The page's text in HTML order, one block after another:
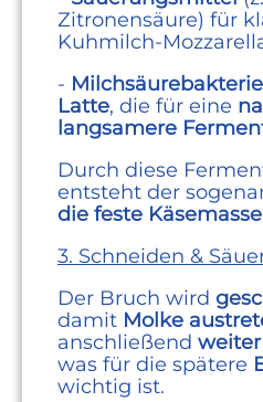
Zitronensäure) für
-
Latte, die für eine
langsamere
Durch diese
entsteht der
die feste Käsemasse
3. Schneiden &
Der Bruch wird
damit Molke
anschließend
was für die spätere
wichtig ist.